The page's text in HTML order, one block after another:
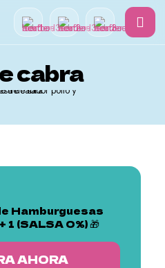
cabra
Hamburguesas
(SALSA 0%) 🎁
AHORA